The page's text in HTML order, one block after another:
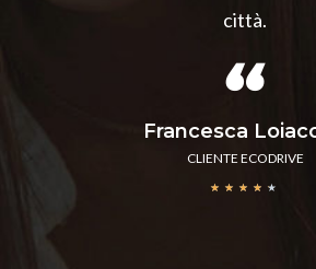
città.
Francesca
CLIENTE ECODRIVE
★ ★ ★ ★ ★